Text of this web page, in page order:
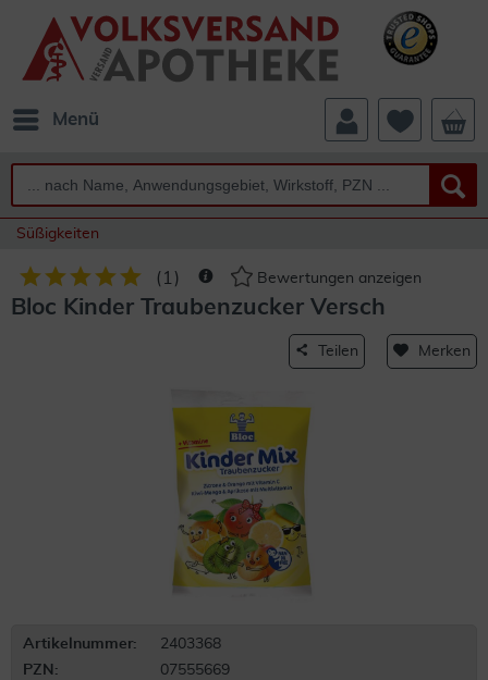
Menü
Süßigkeiten
( 1 ) Bewertungen anzeigen
Bloc Kinder Traubenzucker Versch
Teilen Merken
Artikelnummer:
2403368
PZN:
07555669